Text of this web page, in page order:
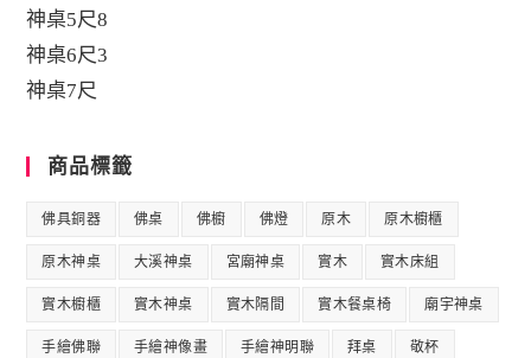
神桌5尺8
神桌6尺3
神桌7尺
商品標籤
佛具銅器 佛桌 佛櫥 佛燈 原木 原木櫥櫃
原木神桌 大溪神桌 宮廟神桌 實木 實木床組
實木櫥櫃 實木神桌 實木隔間 實木餐桌椅 廟宇神桌
手繪佛聯 手繪神像畫 手繪神明聯 拜桌 敬杯